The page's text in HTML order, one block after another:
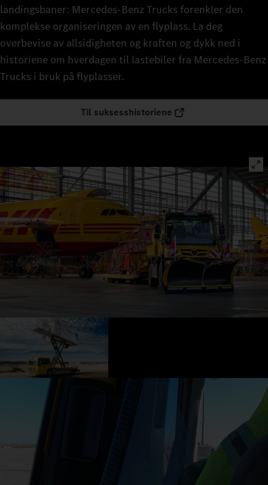
landingsbaner: Mercedes‑Benz Trucks forenkler den
komplekse organiseringen av en flyplass. La deg
overbevise av allsidigheten og kraften og dykk ned i
historiene om hverdagen til lastebiler fra Mercedes‑Benz
Trucks i bruk på flyplasser.
Til suksesshistoriene